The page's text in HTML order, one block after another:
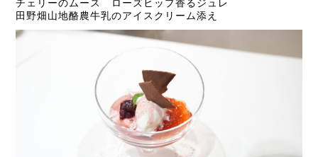
チェリーのムース ローズヒップ香るジュレ
田野畑山地酪農牛乳のアイスクリーム添え